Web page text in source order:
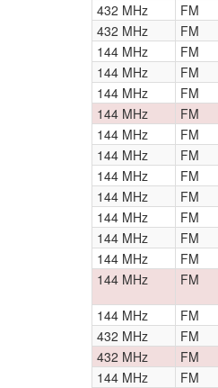
432 MHz
FM
432 MHz
FM
144 MHz
FM
144 MHz
FM
144 MHz
FM
144 MHz
FM
144 MHz
FM
144 MHz
FM
144 MHz
FM
144 MHz
FM
144 MHz
FM
144 MHz
FM
144 MHz
FM
144 MHz
FM
144 MHz FM
432 MHz
FM
432 MHz
FM
144 MHz
FM